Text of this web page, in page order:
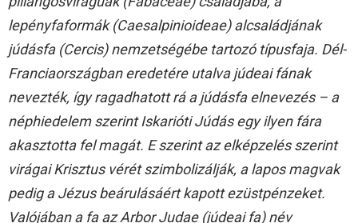
lepényfaformák (Caesalpinioideae) alcsaládjának
júdásfa (Cercis) nemzetségébe tartozó típusfaja. Dél-
Franciaországban eredetére utalva júdeai fának
nevezték, így ragadhatott rá a júdásfa elnevezés – a
néphiedelem szerint Iskarióti Júdás egy ilyen fára
akasztotta fel magát. E szerint az elképzelés szerint
virágai Krisztus vérét szimbolizálják, a lapos magvak
pedig a Jézus beárulásáért kapott ezüstpénzeket.
Valójában a fa az Arbor Judae (júdeai fa) név